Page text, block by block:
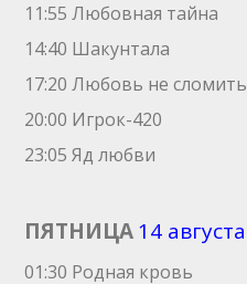
11:55 Любовная тайна
14:40 Шакунтала
17:20 Любовь не сломить
20:00 Игрок-420
23:05 Яд любви
ПЯТНИЦА14 августа
01:30 Родная кровь